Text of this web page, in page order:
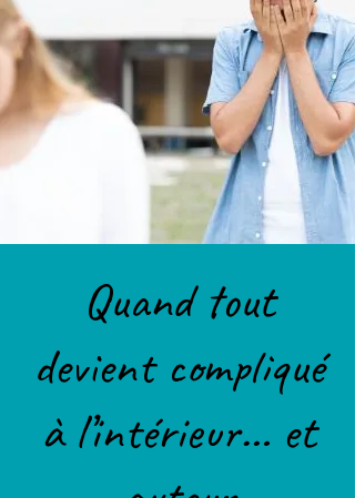
Quand tout
devient compliqué
à l’intérieur… et